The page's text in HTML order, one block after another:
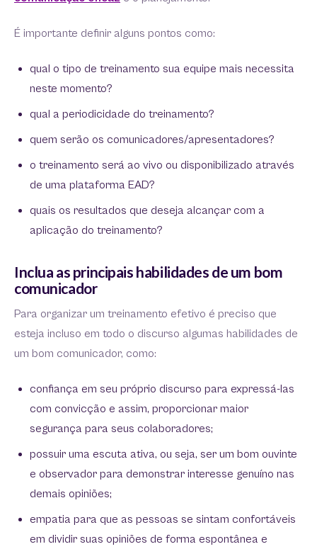
É importante definir alguns pontos como:
qual o tipo de treinamento sua equipe mais necessita
neste momento?
qual a periodicidade do treinamento?
quem serão os comunicadores/apresentadores?
o treinamento será ao vivo ou disponibilizado através
de uma plataforma EAD?
quais os resultados que deseja alcançar com a
aplicação do treinamento?
Inclua as principais habilidades de um bom
comunicador
Para organizar um treinamento efetivo é preciso que
esteja incluso em todo o discurso algumas habilidades de
um bom comunicador, como:
confiança em seu próprio discurso para expressá-las
com convicção e assim, proporcionar maior
segurança para seus colaboradores;
possuir uma escuta ativa, ou seja, ser um bom ouvinte
e observador para demonstrar interesse genuíno nas
demais opiniões;
empatia para que as pessoas se sintam confortáveis
em dividir suas opiniões de forma espontânea e